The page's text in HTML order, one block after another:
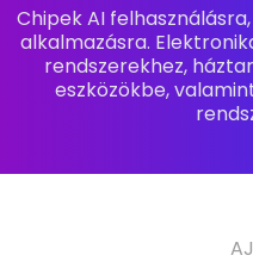
Chipek AI
alkalmazásra.
rendszerekhez,
eszközökbe,